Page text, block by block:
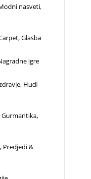
nasveti
Glasba
igre
Hudi
Gurmantika
Predjedi &